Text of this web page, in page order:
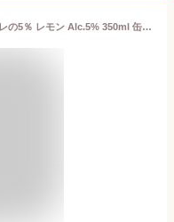
宝酒造 寶 タカラ 焼酎ハイボール キレの5％ レモン Alc.5% 350ml 缶 24本 1ケース【送料無料（一部地域除く）】 宝焼酎ハイボール チューハイ レモンサワー